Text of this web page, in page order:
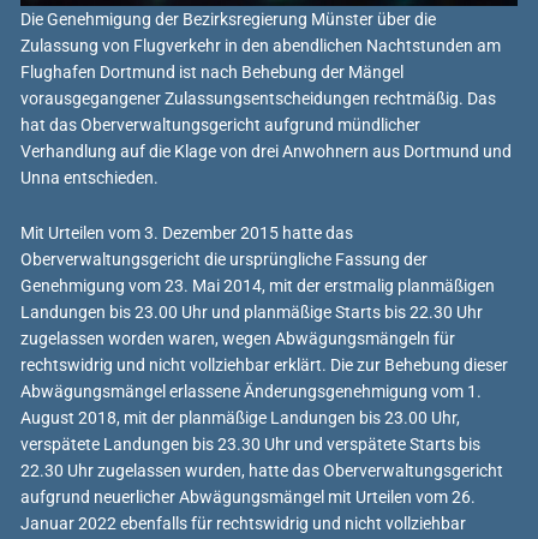
Die Genehmigung der Bezirksregierung Münster über die
Zulassung von Flugverkehr in den abendlichen Nachtstunden am
Flughafen Dortmund ist nach Behebung der Mängel
vorausgegangener Zulassungsentscheidungen rechtmäßig. Das
hat das Oberverwaltungsgericht aufgrund mündlicher
Verhandlung auf die Klage von drei Anwohnern aus Dortmund und
Unna entschieden.
Mit Urteilen vom 3. Dezember 2015 hatte das
Oberverwaltungsgericht die ursprüngliche Fassung der
Genehmigung vom 23. Mai 2014, mit der erstmalig planmäßigen
Landungen bis 23.00 Uhr und planmäßige Starts bis 22.30 Uhr
zugelassen worden waren, wegen Abwägungsmängeln für
rechtswidrig und nicht vollziehbar erklärt. Die zur Behebung dieser
Abwägungsmängel erlassene Änderungsgenehmigung vom 1.
August 2018, mit der planmäßige Landungen bis 23.00 Uhr,
verspätete Landungen bis 23.30 Uhr und verspätete Starts bis
22.30 Uhr zugelassen wurden, hatte das Oberverwaltungsgericht
aufgrund neuerlicher Abwägungsmängel mit Urteilen vom 26.
Januar 2022 ebenfalls für rechtswidrig und nicht vollziehbar